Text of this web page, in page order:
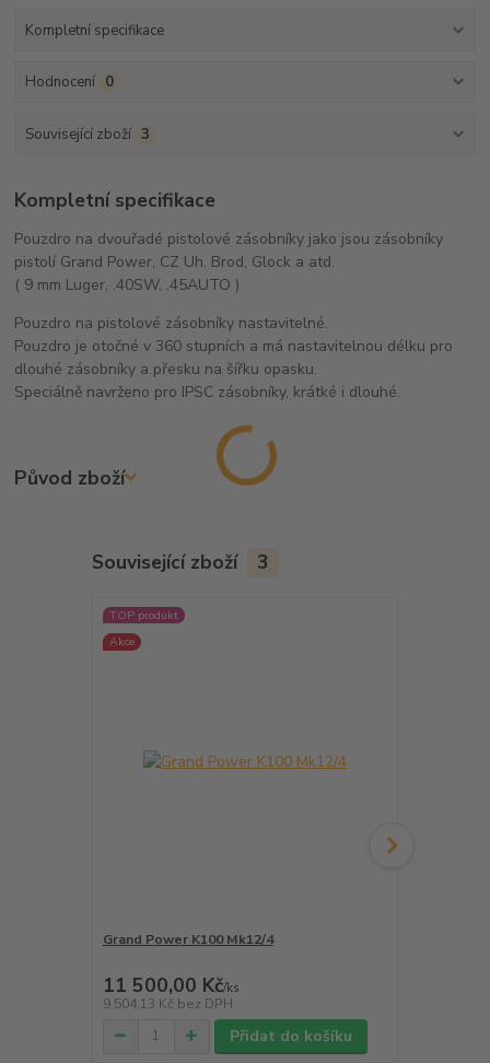
Kompletní specifikace
Hodnocení 0
Související zboží 3
Kompletní specifikace
Pouzdro na dvouřadé pistolové zásobníky jako jsou zásobníky
pistolí Grand Power, CZ Uh. Brod, Glock a atd.
( 9 mm Luger, .40SW, .45AUTO )
Pouzdro na pistolové zásobníky nastavitelné.
Pouzdro je otočné v 360 stupních a má nastavitelnou délku pro
dlouhé zásobníky a přesku na šířku opasku.
Speciálně navrženo pro IPSC zásobníky, krátké i dlouhé.
Původ zboží
Související zboží 3
TOP produkt
Akce
Grand Power K100 Mk12/4
11 500,00 Kč/ks
9 504,13 Kč bez DPH
Přidat do košíku